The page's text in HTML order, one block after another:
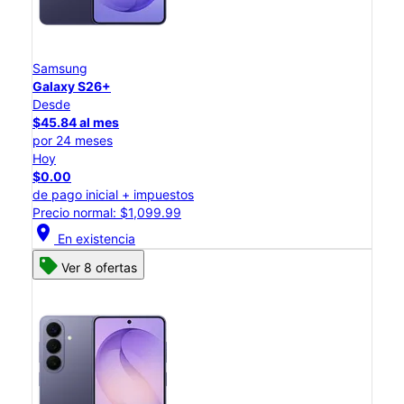
Samsung
Galaxy S26+
Desde
$45.84 al mes
por 24 meses
Hoy
$0.00
de pago inicial + impuestos
Precio normal: $1,099.99
location_on En existencia
Ver 8 ofertas